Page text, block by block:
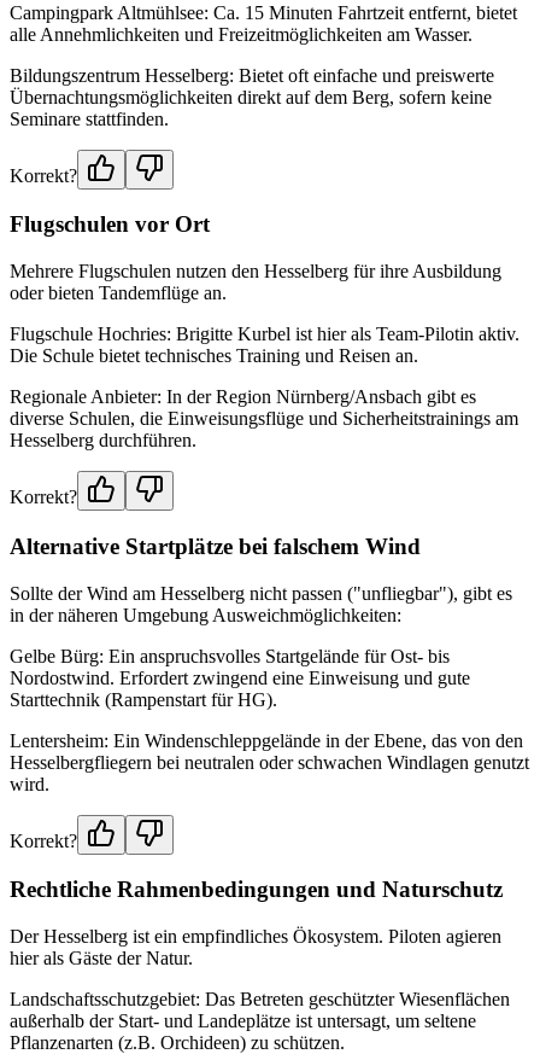
Campingpark Altmühlsee: Ca. 15 Minuten Fahrtzeit entfernt, bietet
alle Annehmlichkeiten und Freizeitmöglichkeiten am Wasser.
Bildungszentrum Hesselberg: Bietet oft einfache und preiswerte
Übernachtungsmöglichkeiten direkt auf dem Berg, sofern keine
Seminare stattfinden.
Korrekt?
Flugschulen vor Ort
Mehrere Flugschulen nutzen den Hesselberg für ihre Ausbildung
oder bieten Tandemflüge an.
Flugschule Hochries: Brigitte Kurbel ist hier als Team-Pilotin aktiv.
Die Schule bietet technisches Training und Reisen an.
Regionale Anbieter: In der Region Nürnberg/Ansbach gibt es
diverse Schulen, die Einweisungsflüge und Sicherheitstrainings am
Hesselberg durchführen.
Korrekt?
Alternative Startplätze bei falschem Wind
Sollte der Wind am Hesselberg nicht passen ("unfliegbar"), gibt es
in der näheren Umgebung Ausweichmöglichkeiten:
Gelbe Bürg: Ein anspruchsvolles Startgelände für Ost- bis
Nordostwind. Erfordert zwingend eine Einweisung und gute
Starttechnik (Rampenstart für HG).
Lentersheim: Ein Windenschleppgelände in der Ebene, das von den
Hesselbergfliegern bei neutralen oder schwachen Windlagen genutzt
wird.
Korrekt?
Rechtliche Rahmenbedingungen und Naturschutz
Der Hesselberg ist ein empfindliches Ökosystem. Piloten agieren
hier als Gäste der Natur.
Landschaftsschutzgebiet: Das Betreten geschützter Wiesenflächen
außerhalb der Start- und Landeplätze ist untersagt, um seltene
Pflanzenarten (z.B. Orchideen) zu schützen.